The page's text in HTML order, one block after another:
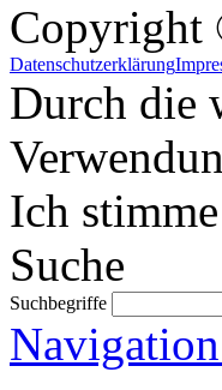
Copyright
Datenschutzerklärung
Durch die
Ich
Suche
Suchbegriffe